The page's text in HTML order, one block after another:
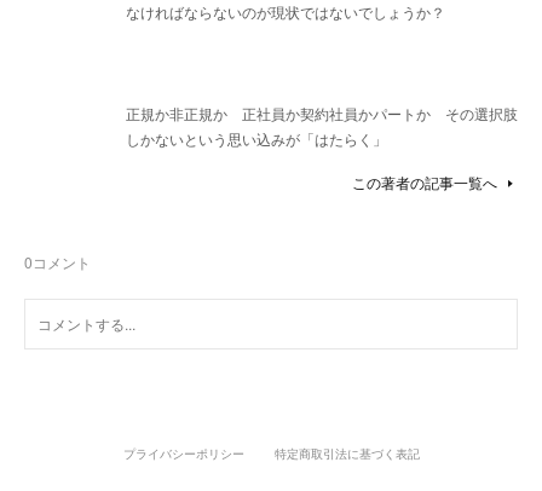
なければならないのが現状ではないでしょうか？
正規か非正規か 正社員か契約社員かパートか その選択肢
しかないという思い込みが「はたらく」
この著者の記事一覧へ
0コメント
プライバシーポリシー 特定商取引法に基づく表記